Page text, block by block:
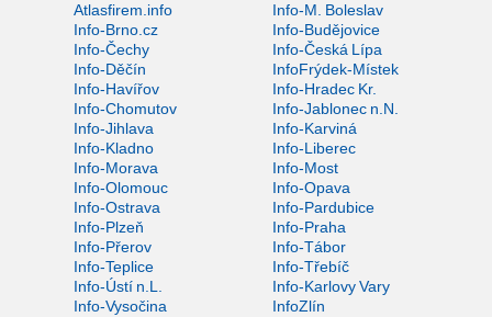
Atlasfirem.info
Info-M. Boleslav
Info-Brno.cz
Info-Budějovice
Info-Čechy
Info-Česká Lípa
Info-Děčín
InfoFrýdek-Místek
Info-Havířov
Info-Hradec Kr.
Info-Chomutov
Info-Jablonec n.N.
Info-Jihlava
Info-Karviná
Info-Kladno
Info-Liberec
Info-Morava
Info-Most
Info-Olomouc
Info-Opava
Info-Ostrava
Info-Pardubice
Info-Plzeň
Info-Praha
Info-Přerov
Info-Tábor
Info-Teplice
Info-Třebíč
Info-Ústí n.L.
Info-Karlovy Vary
Info-Vysočina
InfoZlín